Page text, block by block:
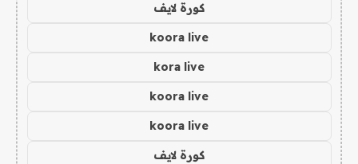
كورة لايف
koora live
kora live
koora live
koora live
كورة لايف